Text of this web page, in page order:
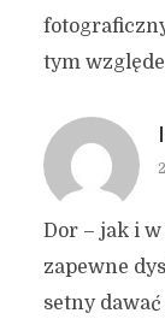
tym
Dor – jak i
zapewne
setny